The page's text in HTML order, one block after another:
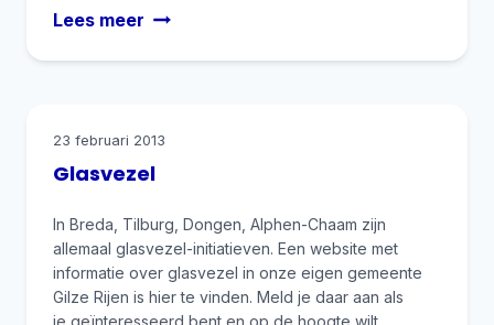
Lees meer Boer
Glasvezel
23 februari 2013
In Breda, Tilburg, Dongen, Alphen-Chaam zijn
allemaal glasvezel-initiatieven. Een website met
informatie over glasvezel in onze eigen gemeente
Gilze Rijen is hier te vinden. Meld je daar aan als
je geïnteresseerd bent en op de hoogte wilt